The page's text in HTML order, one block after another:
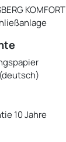
KOMFORT
10 Jahre